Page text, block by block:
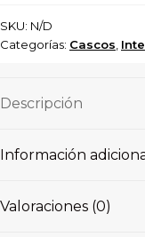
SKU: N/D
Categorías: Cascos
Descripción
Información
Valoraciones (0)